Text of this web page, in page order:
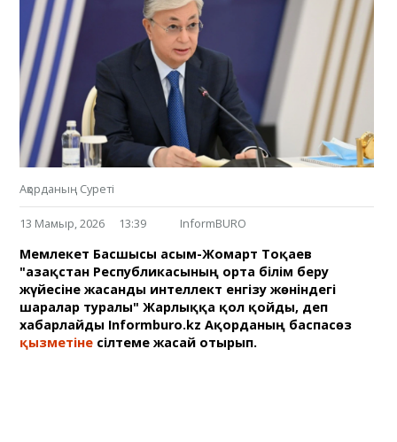
Ақорданың Суреті
13 Мамыр, 2026 13:39 InformBURO
Мемлекет Басшысы Қасым-Жомарт Тоқаев
"Қазақстан Республикасының орта білім беру
жүйесіне жасанды интеллект енгізу жөніндегі
шаралар туралы" Жарлыққа қол қойды, деп
хабарлайды Informburo.kz Ақорданың баспасөз
қызметіне сілтеме жасай отырып.